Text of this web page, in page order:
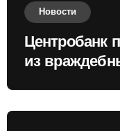
Новости
Центробанк
из